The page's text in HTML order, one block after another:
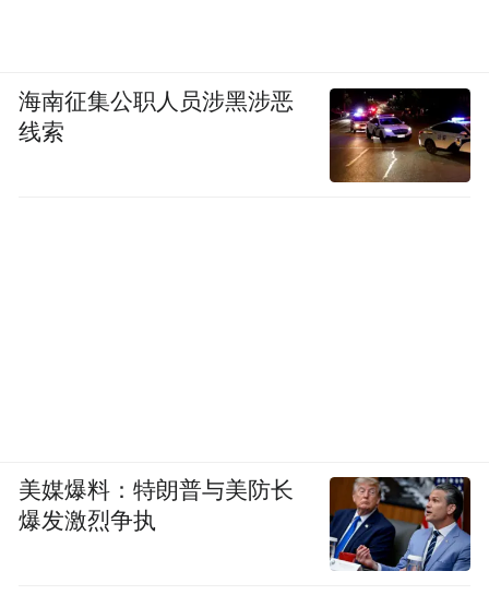
海南征集公职人员涉黑涉恶
线索
美媒爆料：特朗普与美防长
爆发激烈争执